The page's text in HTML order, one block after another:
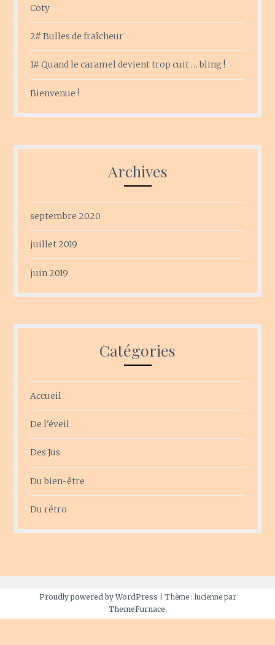
Coty
2# Bulles de fraîcheur
1# Quand le caramel devient trop cuit … bling !
Bienvenue !
Archives
septembre 2020
juillet 2019
juin 2019
Catégories
Accueil
De l'éveil
Des Jus
Du bien-être
Du rétro
Proudly powered by WordPress
Thème : lucienne par
ThemeFurnace.